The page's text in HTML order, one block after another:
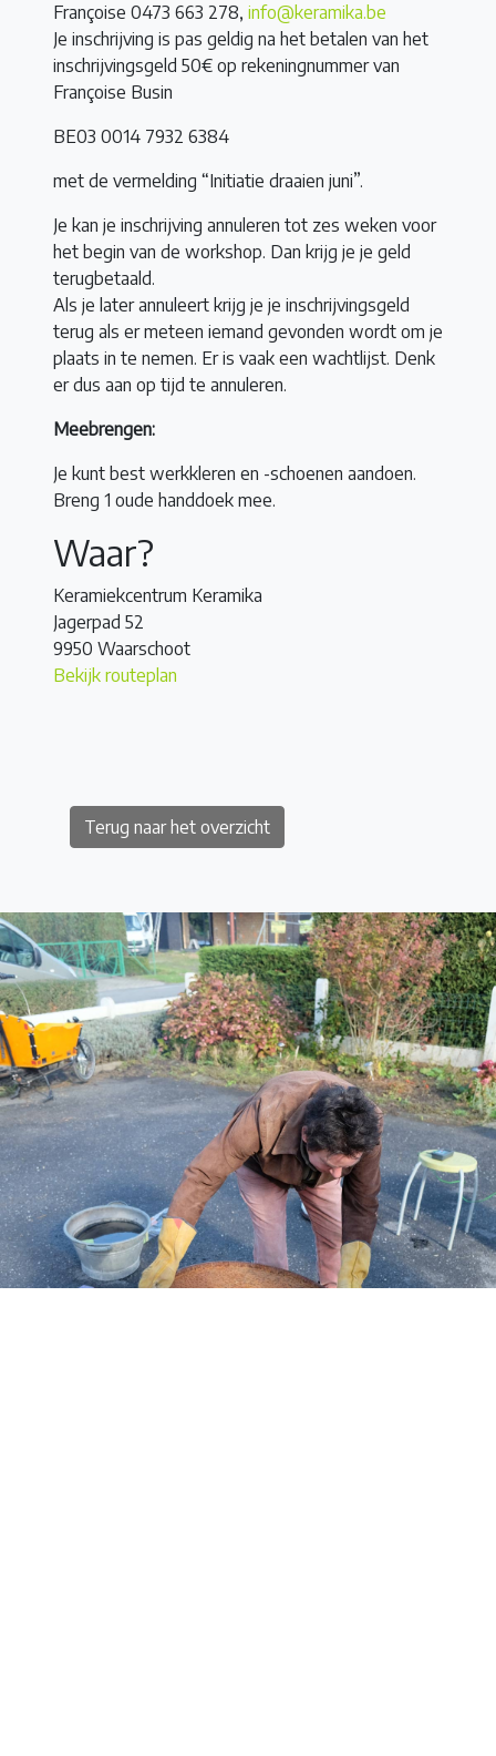
Françoise 0473 663 278, info@keramika.be
Je inschrijving is pas geldig na het betalen van het
inschrijvingsgeld 50€ op rekeningnummer van
Françoise Busin
BE03 0014 7932 6384
met de vermelding “Initiatie draaien juni”.
Je kan je inschrijving annuleren tot zes weken voor
het begin van de workshop. Dan krijg je je geld
terugbetaald.
Als je later annuleert krijg je je inschrijvingsgeld
terug als er meteen iemand gevonden wordt om je
plaats in te nemen. Er is vaak een wachtlijst. Denk
er dus aan op tijd te annuleren.
Meebrengen:
Je kunt best werkkleren en -schoenen aandoen.
Breng 1 oude handdoek mee.
Waar?
Keramiekcentrum Keramika
Jagerpad 52
9950 Waarschoot
Bekijk routeplan
Terug naar het overzicht